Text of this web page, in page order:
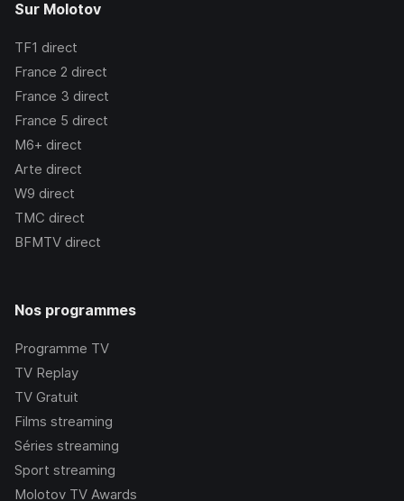
Sur Molotov
TF1 direct
France 2 direct
France 3 direct
France 5 direct
M6+ direct
Arte direct
W9 direct
TMC direct
BFMTV direct
Nos programmes
Programme TV
TV Replay
TV Gratuit
Films streaming
Séries streaming
Sport streaming
Molotov TV Awards